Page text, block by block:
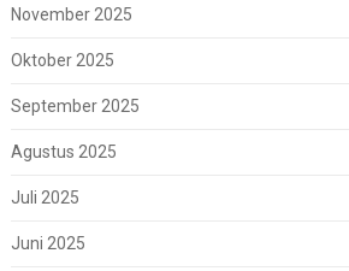
November 2025
Oktober 2025
September 2025
Agustus 2025
Juli 2025
Juni 2025